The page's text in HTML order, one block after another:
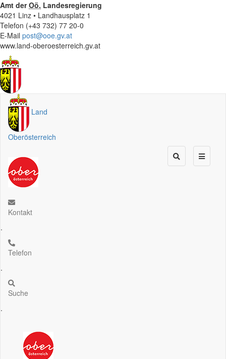
Amt derOö. Landesregierung
4021 Linz • Landhausplatz 1
Telefon (+43 732) 77 20-0
E-Mail post@ooe.gv.at
www.land-oberoesterreich.gv.at
Land
Oberösterreich
Kontakt
.
Telefon
.
Suche
.